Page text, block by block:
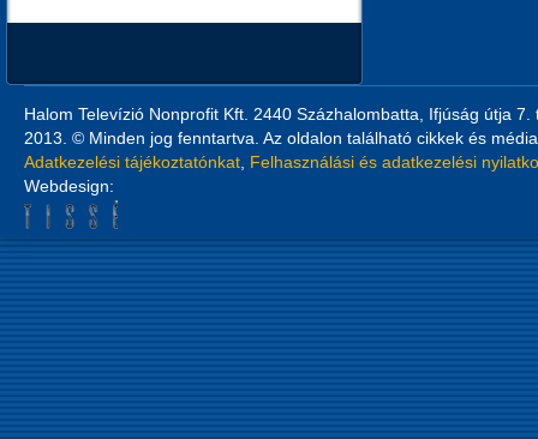
Halom Televízió Nonprofit Kft. 2440 Százhalombatta, Ifjúság útja
2013. © Minden jog fenntartva. Az oldalon található cikkek és
Adatkezelési tájékoztatónkat Felhasználási és adatkezelési
Webdesign: